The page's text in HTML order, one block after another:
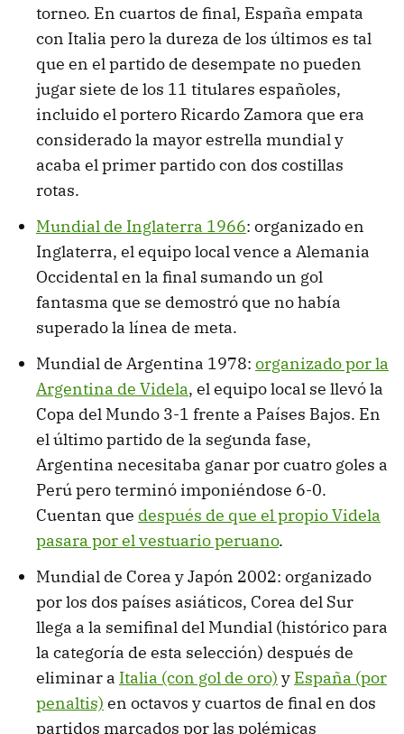
torneo. En cuartos de final, España empata
con Italia pero la dureza de los últimos es tal
que en el partido de desempate no pueden
jugar siete de los 11 titulares españoles,
incluido el portero Ricardo Zamora que era
considerado la mayor estrella mundial y
acaba el primer partido con dos costillas
rotas.
Mundial de Inglaterra 1966: organizado en
Inglaterra, el equipo local vence a Alemania
Occidental en la final sumando un gol
fantasma que se demostró que no había
superado la línea de meta.
Mundial de Argentina 1978: organizado por la
Argentina de Videla, el equipo local se llevó la
Copa del Mundo 3-1 frente a Países Bajos. En
el último partido de la segunda fase,
Argentina necesitaba ganar por cuatro goles a
Perú pero terminó imponiéndose 6-0.
Cuentan que después de que el propio Videla
pasara por el vestuario peruano.
Mundial de Corea y Japón 2002: organizado
por los dos países asiáticos, Corea del Sur
llega a la semifinal del Mundial (histórico para
la categoría de esta selección) después de
eliminar a Italia (con gol de oro) y España (por
penaltis) en octavos y cuartos de final en dos
partidos marcados por las polémicas